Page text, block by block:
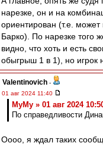
нарезке, он и на
ориентирован (т.е. может
Барко). По нарезке того
видно, что хоть и есть
обыгрыш 1 в 1), но игрок
Valentinovich -
01 авг 2024 11:40
МуМу » 01 авг 2024
По справедливости
Оооо, я ждал таких